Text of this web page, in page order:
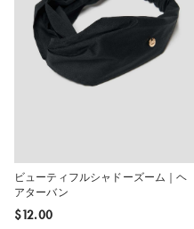
ビューティフルシャドーズーム｜ヘ
アターバン
$‌12.00